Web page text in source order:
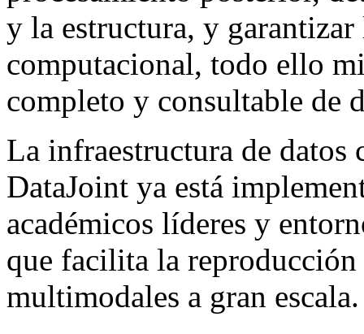
y la estructura, y
computacional, todo ello
completo y consultable de
La infraestructura de datos
DataJoint ya está
académicos líderes y
que facilita la
multimodales a gran escala.